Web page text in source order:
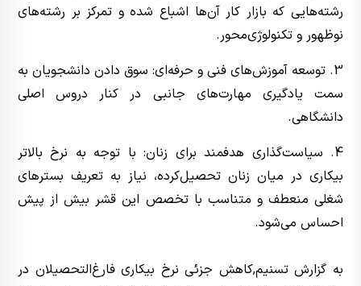
رشته‌هایی که بازار کار آن‌ها اشباع شده و تمرکز بر رشته‌های
نوظهور و تکنولوژی‌محور.
3. توسعه آموزش‌های فنی و حرفه‌ای: سوق دادن دانشجویان به
سمت یادگیری مهارت‌های جانبی در کنار دروس اصلی
دانشگاهی.
4. سیاست‌گذاری هدفمند برای زنان: با توجه به نرخ بالاتر
بیکاری در میان زنان تحصیل‌کرده، نیاز به تعریف بسترهای
شغلی منعطف و متناسب با تخصص این قشر بیش از پیش
احساس می‌شود.
به گزارش تسنیم,‌کاهش جزئی نرخ بیکاری فارغ‌التحصیلان در